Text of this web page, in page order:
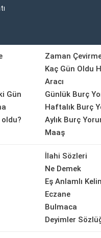
Gün
oldu?
Zaman
Kaç Gün Oldu
Aracı
Günlük Burç
Haftalık Burç
Aylık Burç
Maaş
İlahi Sözleri
Ne Demek
Eş Anlamlı
Eczane
Bulmaca
Deyimler